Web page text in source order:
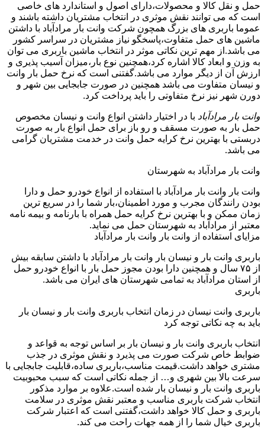
حمل و نقل کالا و محصولات،دارای اصول و استاندارد های خاصی
است که می توانند نقش موثری در انتخاب مشتریان داشته باشند و
عموما باربری های بزرگ همچون شرکت وانت بار مرادآباد با داشتن
ماشین های حمل متفاوت،پاسخگو نیاز مشتریان در سراسر کشور
می باشد.از مهم ترین نکاتی موثر در انتخاب ماشین باربری می توان
به وزن و ابعاد کالا اشاره کرد،همچنین نوع بار،میزان آسیب پذیری و
ارزش آن از دیگر موارد می باشد.گفتنی است که نرخ حمل بار وانت
و نیسان متفاوت می باشد همچنین در صورت جابجایی بین شهر و
دورن شهر نیز نرخ متفاوتی را باید پرداخت کرد.
وانت بار مرادآباد با در اختیار داشتن انواع وانت و نیسان مخصوص
حمل بار به صورت مسقف و رو باز برای حمل انواع بار به صورت
دربستی با بهترین نرخ کرایه حمل وانت در خدمت مشتریان گرامی
می باشد.
وانت بار مرادآباد به شهرستان
وانت بار وانت بار مرادآباد با استفاده از انواع خودرو حمل و دارا
بودن رانندگان مجرب و مورد اطمینان،بار شما را در سریع ترین
زمان ممکن و با بهترین نرخ کرایه حمل همراه با بارنامه و بیمه نامه
معتبر از مرادآباد به شهرستان حمل می نماید.
مزایای استفاده از وانت بار وانت بار مرادآباد
باربری وانت بار و نیسان بار وانت بار مرادآباد با داشتن سابقه بیش
از ۷۵ سال و همچنین دارا بودن مجوز حمل بار با انواع خودرو حمل
از استان مرادآباد به تمامی شهرستان های ایران می باشد.
باربری
باربری وانت نیسان در زمان انتخاب باربری وانت بار و نیسان بار
باید به چه نکاتی توجه کرد
انتخاب باربری وانت بار و نیسان بار بر اساس توجه به قواعد و
ضوابط خاص شرکت صورت می پذیرد و نقش موثری در جذب
مشتری خواهد داشت.قیمت مناسب،باربری ساده،قابلیت جابجایی با
سرعت بالا بین شهری و… از جمله نکاتی است که سبب محبوبیت
باربری وانت بار و نیسان بار شده است.علاوه بر موارد مذکور
انتخاب شرکت باربری مناسب و معتبر نقش موثری در سلامت
باربری و حمل کالا خواهد داشت،گفتنی است که اعتبار شرکت
باربری خیال شما را از همه جهات راحت می کند.